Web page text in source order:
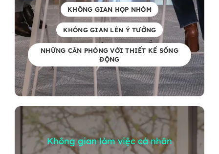
KHÔNG GIAN HỌP NHÓM
KHÔNG GIAN LÊN Ý TƯỞNG
NHỮNG CĂN PHÒNG VỚI THIẾT KẾ SỐNG
ĐỘNG
Không gian làm việc cá nhân